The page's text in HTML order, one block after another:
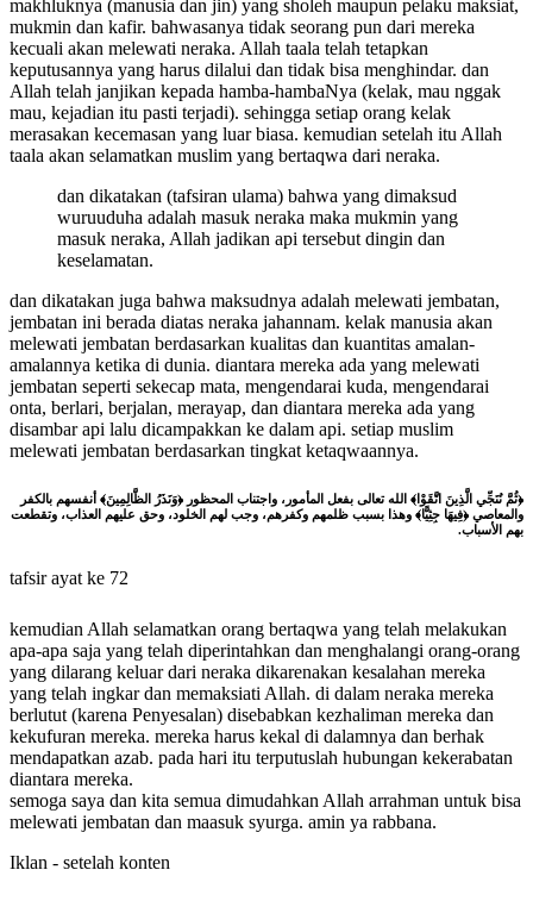
makhluknya (manusia dan jin) yang sholeh maupun pelaku maksiat,
mukmin dan kafir. bahwasanya tidak seorang pun dari mereka
kecuali akan melewati neraka. Allah taala telah tetapkan
keputusannya yang harus dilalui dan tidak bisa menghindar. dan
Allah telah janjikan kepada hamba-hambaNya (kelak, mau nggak
mau, kejadian itu pasti terjadi). sehingga setiap orang kelak
merasakan kecemasan yang luar biasa. kemudian setelah itu Allah
taala akan selamatkan muslim yang bertaqwa dari neraka.
dan dikatakan (tafsiran ulama) bahwa yang dimaksud
wuruuduha adalah masuk neraka maka mukmin yang
masuk neraka, Allah jadikan api tersebut dingin dan
keselamatan.
dan dikatakan juga bahwa maksudnya adalah melewati jembatan,
jembatan ini berada diatas neraka jahannam. kelak manusia akan
melewati jembatan berdasarkan kualitas dan kuantitas amalan-
amalannya ketika di dunia. diantara mereka ada yang melewati
jembatan seperti sekecap mata, mengendarai kuda, mengendarai
onta, berlari, berjalan, merayap, dan diantara mereka ada yang
disambar api lalu dicampakkan ke dalam api. setiap muslim
melewati jembatan berdasarkan tingkat ketaqwaannya.
﴿ثُمَّ نُنَجِّي الَّذِينَ اتَّقَوْا﴾ الله تعالى بفعل المأمور، واجتناب المحظور ﴿وَنَذَرُ الظَّالِمِينَ﴾ أنفسهم بالكفر
والمعاصي ﴿فِيهَا جِثِيًّا﴾ وهذا بسبب ظلمهم وكفرهم، وجب لهم الخلود، وحق عليهم العذاب، وتقطعت
بهم الأسباب.
tafsir ayat ke 72
kemudian Allah selamatkan orang bertaqwa yang telah melakukan
apa-apa saja yang telah diperintahkan dan menghalangi orang-orang
yang dilarang keluar dari neraka dikarenakan kesalahan mereka
yang telah ingkar dan memaksiati Allah. di dalam neraka mereka
berlutut (karena Penyesalan) disebabkan kezhaliman mereka dan
kekufuran mereka. mereka harus kekal di dalamnya dan berhak
mendapatkan azab. pada hari itu terputuslah hubungan kekerabatan
diantara mereka.
semoga saya dan kita semua dimudahkan Allah arrahman untuk bisa
melewati jembatan dan maasuk syurga. amin ya rabbana.
Iklan - setelah konten